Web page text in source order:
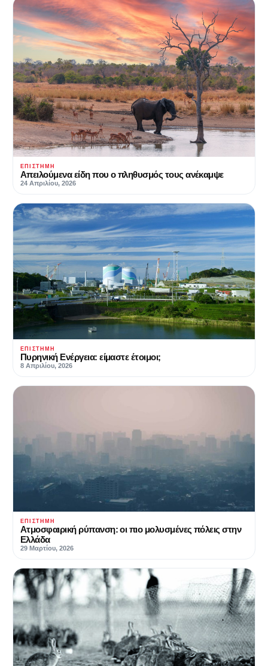
ΕΠΙΣΤΉΜΗ
Απειλούμενα είδη που ο πληθυσμός τους ανέκαμψε
24 Απριλίου, 2026
ΕΠΙΣΤΉΜΗ
Πυρηνική Ενέργεια: είμαστε έτοιμοι;
8 Απριλίου, 2026
ΕΠΙΣΤΉΜΗ
Ατμοσφαιρική ρύπανση: οι πιο μολυσμένες πόλεις στην
Ελλάδα
29 Μαρτίου, 2026